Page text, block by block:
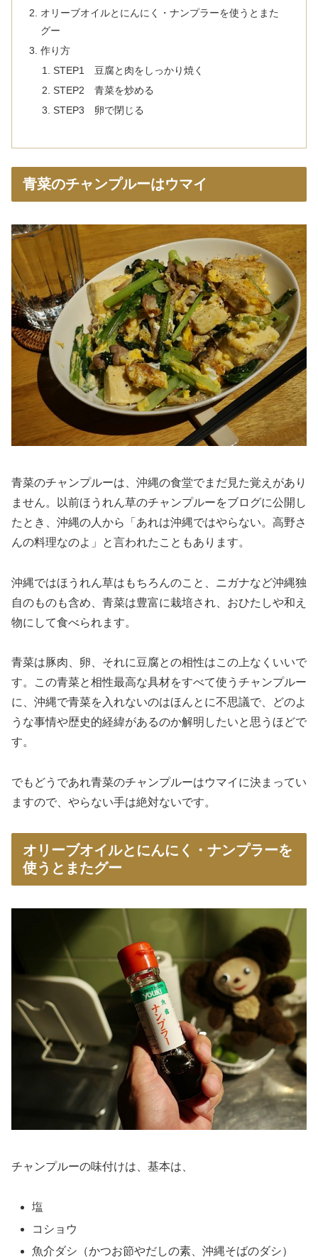
オリーブオイルとにんにく・ナンプラーを使うとまた
グー
作り方
STEP1 豆腐と肉をしっかり焼く
STEP2 青菜を炒める
STEP3 卵で閉じる
青菜のチャンプルーはウマイ
青菜のチャンプルーは、沖縄の食堂でまだ見た覚えがあり
ません。以前ほうれん草のチャンプルーをブログに公開し
たとき、沖縄の人から「あれは沖縄ではやらない。高野さ
んの料理なのよ」と言われたこともあります。
沖縄ではほうれん草はもちろんのこと、ニガナなど沖縄独
自のものも含め、青菜は豊富に栽培され、おひたしや和え
物にして食べられます。
青菜は豚肉、卵、それに豆腐との相性はこの上なくいいで
す。この青菜と相性最高な具材をすべて使うチャンプルー
に、沖縄で青菜を入れないのはほんとに不思議で、どのよ
うな事情や歴史的経緯があるのか解明したいと思うほどで
す。
でもどうであれ青菜のチャンプルーはウマイに決まってい
ますので、やらない手は絶対ないです。
オリーブオイルとにんにく・ナンプラーを
使うとまたグー
チャンプルーの味付けは、基本は、
塩
コショウ
魚介ダシ（かつお節やだしの素、沖縄そばのダシ）